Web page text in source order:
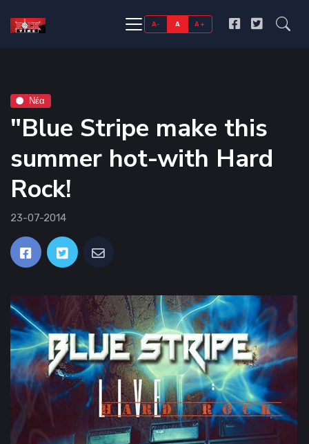
A- A A+
Νέα
"Blue Stripe make this
summer hot-with Hard
Rock!
23-07-2014